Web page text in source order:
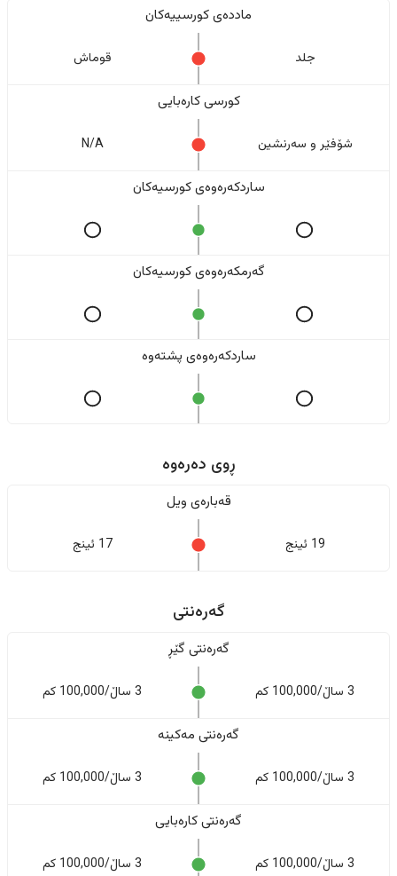
ماددەی کورسییەکان
جلد قوماش
کورسی کارەبایی
شۆفێر و سەرنشین N/A
ساردکەرەوەی کورسیەکان
گەرمکەرەوەی کورسیەکان
ساردکەرەوەی پشتەوە
ڕوی دەرەوە
قەبارەی ویل
19 ئینج 17 ئینج
گەرەنتی
گەرەنتی گێڕ
3 ساڵ/100,000 کم 3 ساڵ/100,000 کم
گەرەنتی مەکینە
3 ساڵ/100,000 کم 3 ساڵ/100,000 کم
گەرەنتی کارەبایی
3 ساڵ/100,000 کم 3 ساڵ/100,000 کم